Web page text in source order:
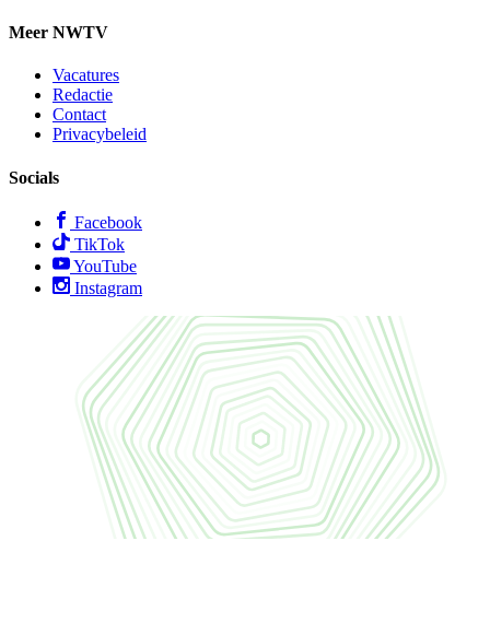
Meer NWTV
Vacatures
Redactie
Contact
Privacybeleid
Socials
Facebook
TikTok
YouTube
Instagram